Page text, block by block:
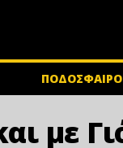
ΠΟΔΟΣΦΑΙΡΟ
με